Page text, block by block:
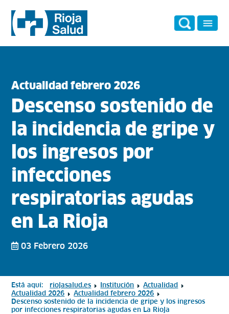
Actualidad febrero 2026
Descenso sostenido de
la incidencia de gripe y
los ingresos por
infecciones
respiratorias agudas
en La Rioja
03 Febrero 2026
Está aquí: riojasalud.es Institución
Actualidad
Actualidad 2026
Actualidad febrero 2026
Descenso sostenido de la incidencia de gripe y los ingresos
por infecciones respiratorias agudas en La Rioja